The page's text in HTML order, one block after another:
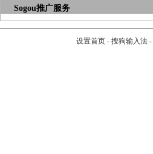
Sogou推广服务
设置首页- 搜狗输入法-